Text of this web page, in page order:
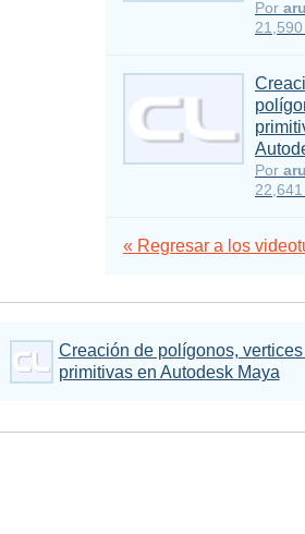
Por
Por
« Regresar a los
Creación de polígonos, vertices
primitivas en Autodesk Maya